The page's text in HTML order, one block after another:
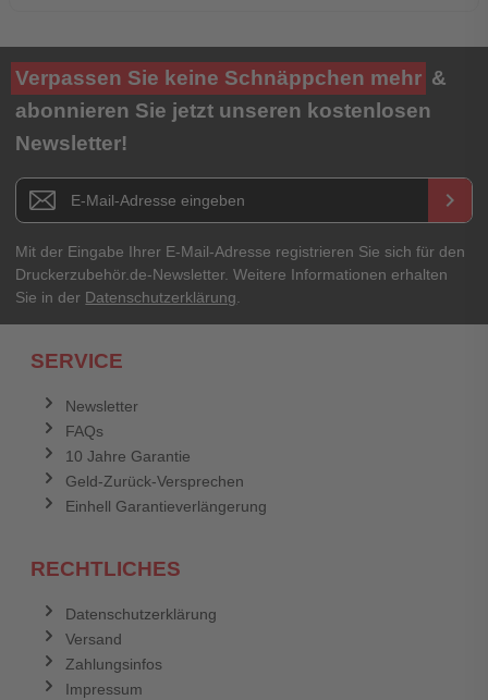
Verpassen Sie keine Schnäppchen mehr &
abonnieren Sie jetzt unseren kostenlosen
Newsletter!
Newsletter E-Mail Adresse keyboard_arrow_right
Mit der Eingabe Ihrer E-Mail-Adresse registrieren Sie sich für den
Druckerzubehör.de-Newsletter. Weitere Informationen erhalten
Sie in der Datenschutzerklärung
SERVICE
Newsletter
FAQs
10 Jahre Garantie
Geld-Zurück-Versprechen
Einhell Garantieverlängerung
RECHTLICHES
Datenschutzerklärung
Versand
Zahlungsinfos
Impressum